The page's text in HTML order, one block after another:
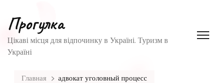
Прогулка
Цікаві місця для відпочинку в Україні. Туризм в
Україні
Главная адвокат уголовный процесс